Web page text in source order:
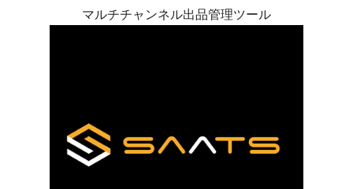
マルチチャンネル出品管理ツール